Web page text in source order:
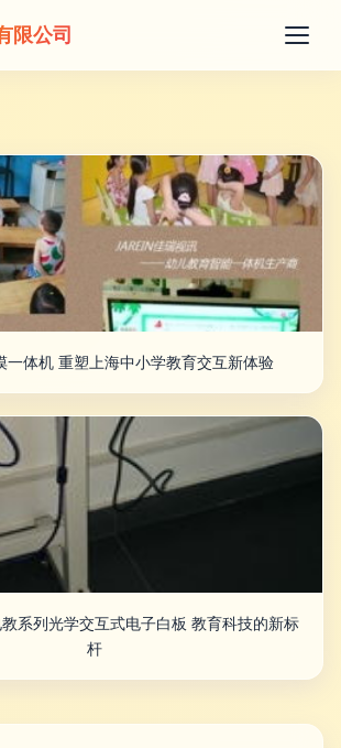
限公司
一体机 重塑上海中小学教育交互新体验
系列光学交互式电子白板 教育科技的新标
杆